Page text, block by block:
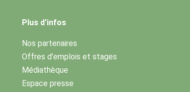
Plus d'infos
Nos partenaires
Offres d’emplois et stages
Médiathèque
Espace presse